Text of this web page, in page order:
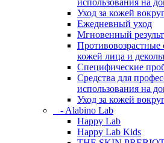
использования на
Уход за кожей
Ежедневный уход
Мгновенный
Противовозрастные
кожей лица и
Специфические
Средства для
использования на
Уход за кожей
- Alabino Lab
Happy Lab
Happy Lab Kids